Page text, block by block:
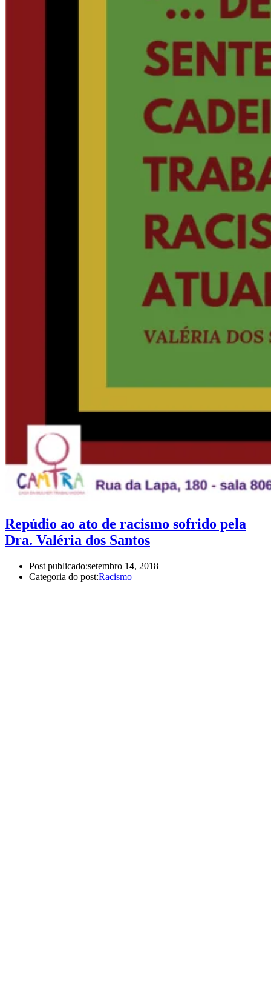
Repúdio ao ato de racismo sofrido pela
Dra. Valéria dos Santos
Post publicado:setembro 14, 2018
Categoria do post:Racismo